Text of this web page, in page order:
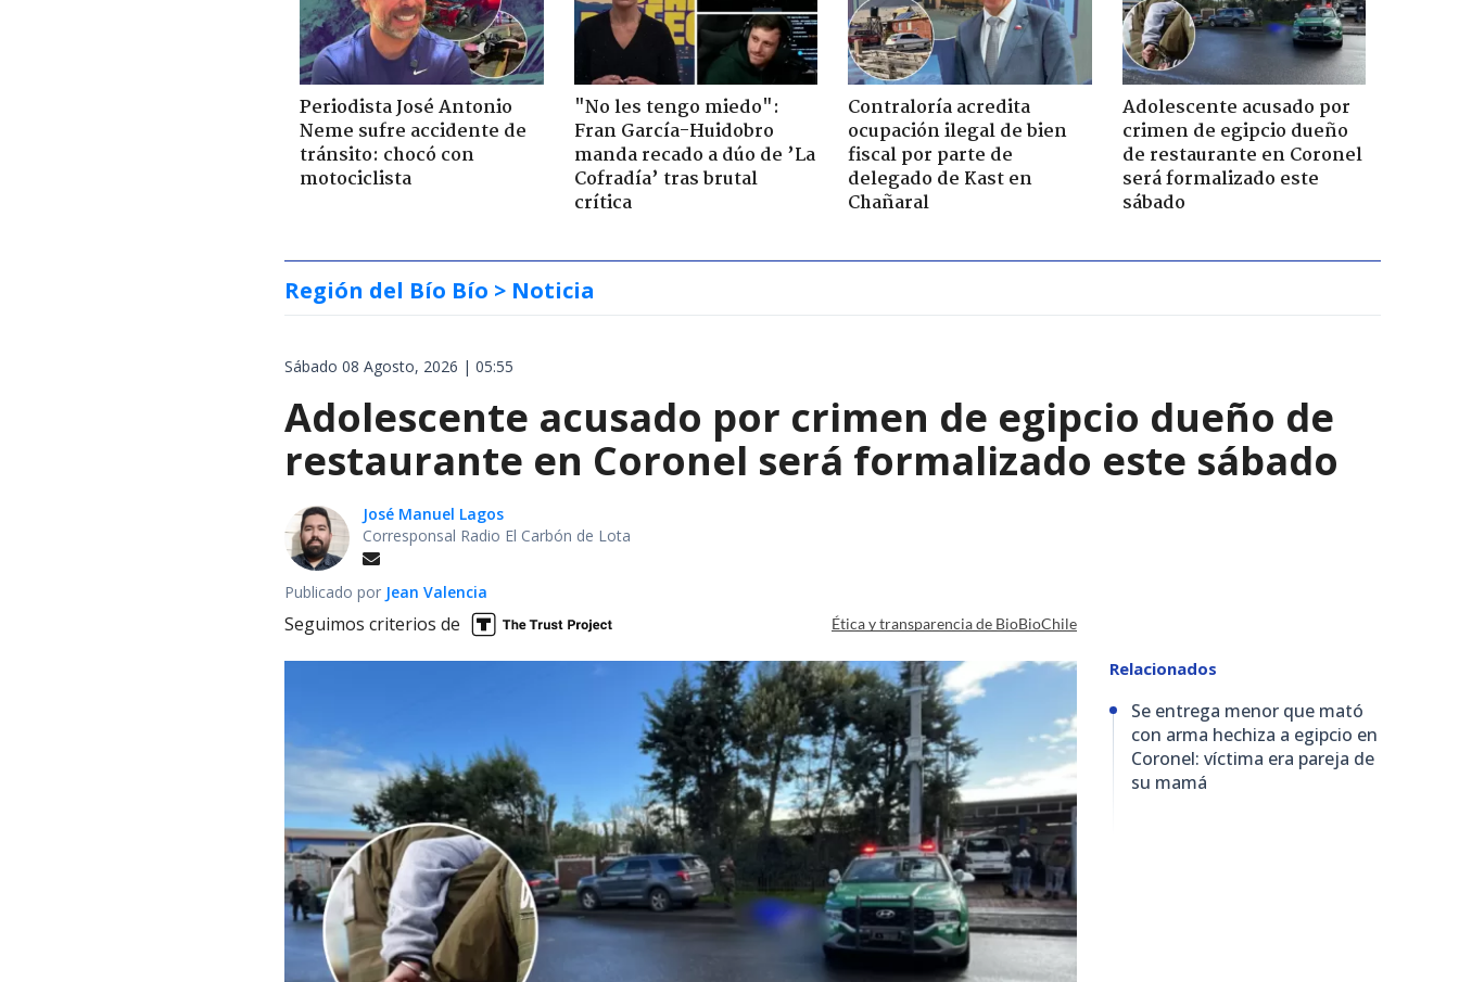
Periodista José Antonio
Neme sufre accidente de
tránsito: chocó con
motociclista
"No les tengo miedo":
Fran García-Huidobro
manda recado a dúo de ’La
Cofradía’ tras brutal
crítica
Contraloría acredita
ocupación ilegal de bien
fiscal por parte de
delegado de Kast en
Chañaral
Adolescente acusado por
crimen de egipcio dueño
de restaurante en Coronel
será formalizado este
sábado
Región del Bío Bío > Noticia
Sábado 08 Agosto, 2026 | 05:55
Adolescente acusado por crimen de egipcio dueño de
restaurante en Coronel será formalizado este sábado
José Manuel Lagos
Corresponsal Radio El Carbón de Lota
Publicado por Jean Valencia
Seguimos criterios de Ética y transparencia de BioBioChile
Relacionados
Se entrega menor que mató
con arma hechiza a egipcio en
Coronel: víctima era pareja de
su mamá